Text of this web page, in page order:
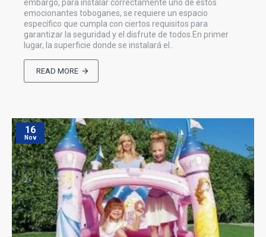
embargo, para instalar correctamente uno de estos
emocionantes toboganes, se requiere un espacio
específico que cumpla con ciertos requisitos para
garantizar la seguridad y el disfrute de todos.En primer
lugar, la superficie donde se instalará el..
READ MORE
16
Nov